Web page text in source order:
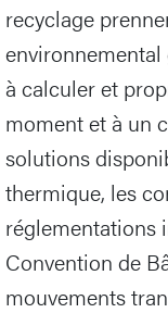
recyclage
à calculer et
moment et à un
solutions
thermique, les
réglementations
Convention de
mouvements